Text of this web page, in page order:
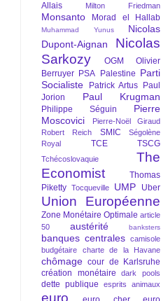
Allais
Milton Friedman
Monsanto Morad el Hallab
Muhammad Yunus
Nicolas
Dupont-Aignan
Nicolas
Sarkozy
OGM
Olivier
Berruyer PSA Palestine Parti
Socialiste
Patrick Artus
Paul
Jorion
Paul Krugman
Philippe Séguin
Pierre
Moscovici
Pierre-Noël Giraud
Robert Reich
SMIC
Ségolène
Royal
TCE TSCG
Tchécoslovaquie
The
Economist
Thomas
Piketty Tocqueville UMP Uber
Union Européenne
Zone Monétaire Optimale article
50
austérité banksters
banques centrales camisole
budgétaire
charte de la Havane
chômage cour de Karlsruhe
création monétaire
dark pools
dette publique esprits animaux
euro